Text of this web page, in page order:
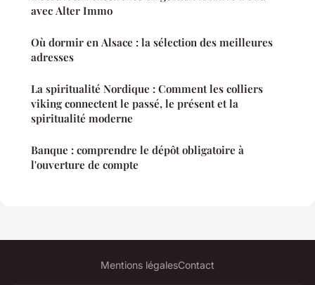
avec Alter Immo
Où dormir en Alsace : la sélection des meilleures
adresses
La spiritualité Nordique : Comment les colliers
viking connectent le passé, le présent et la
spiritualité moderne
Banque : comprendre le dépôt obligatoire à
l'ouverture de compte
Mentions légalesContact